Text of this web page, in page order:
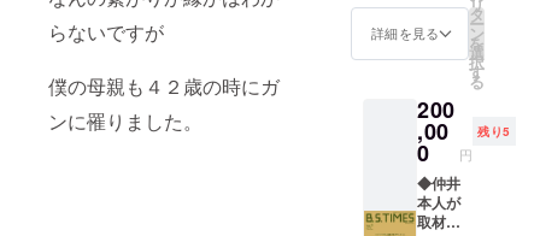
らないですが
僕の母親も４２歳の時にガ
ンに罹りました。
以外
は、交
す。 ※
日程は
後日調
整いた
しま
す。 ※
仲井の
ティ、
セミ
ナー登
壇者な
途はお
任せし
ます。
・講演
のテー
マは、
ご希望
に掲載
しま
す。 ※
近畿二
以外
は、交
通費実
費を頂
きま
す。 ※
日程は
詳細を見る
タ
ー
ン
を
選
択
す
る
200
,00
0 円
残り5
◆仲井
本人が
取材】